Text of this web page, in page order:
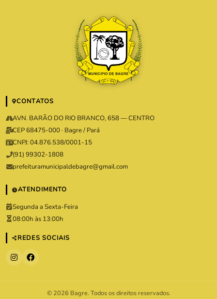
CONTATOS
AVN. BARÃO DO RIO BRANCO, 658 — CENTRO
CEP 68475-000 · Bagre / Pará
CNPJ: 04.876.538/0001-15
(91) 99302-1808
prefeituramunicipaldebagre@gmail.com
ATENDIMENTO
Segunda a Sexta-Feira
08:00h às 13:00h
REDES SOCIAIS
© 2026 Bagre. Todos os direitos reservados.